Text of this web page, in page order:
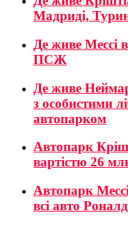
Мадриді,
Де живе Мессі
ПСЖ
Де живе
з особистими
автопарком
Автопарк
вартістю 26
Автопарк
всі авто